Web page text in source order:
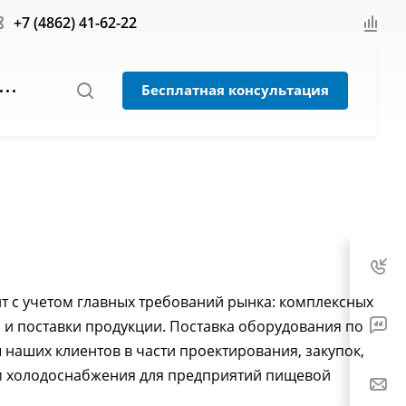
+7 (4862) 41-62-22
Бесплатная консультация
с учетом главных требований рынка: комплексных
поставки продукции. Поставка оборудования по
клиентов в части проектирования, закупок,
холодоснабжения для предприятий пищевой